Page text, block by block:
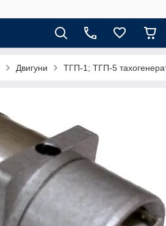
Двигуни ТГП-1; ТГП-5